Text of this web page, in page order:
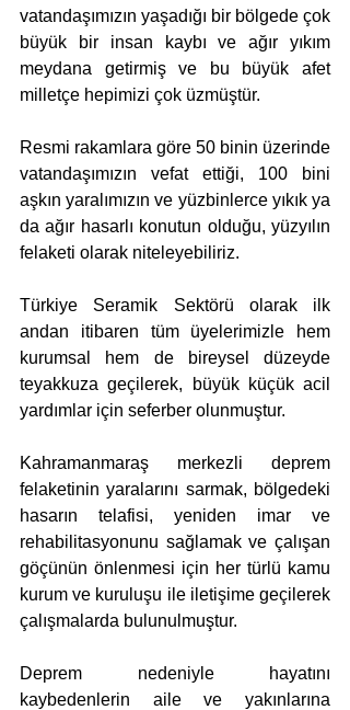
vatandaşımızın yaşadığı bir bölgede çok
büyük bir insan kaybı ve ağır yıkım
meydana getirmiş ve bu büyük afet
milletçe hepimizi çok üzmüştür.
Resmi rakamlara göre 50 binin üzerinde
vatandaşımızın vefat ettiği, 100 bini
aşkın yaralımızın ve yüzbinlerce yıkık ya
da ağır hasarlı konutun olduğu, yüzyılın
felaketi olarak niteleyebiliriz.
Türkiye Seramik Sektörü olarak ilk
andan itibaren tüm üyelerimizle hem
kurumsal hem de bireysel düzeyde
teyakkuza geçilerek, büyük küçük acil
yardımlar için seferber olunmuştur.
Kahramanmaraş merkezli deprem
felaketinin yaralarını sarmak, bölgedeki
hasarın telafisi, yeniden imar ve
rehabilitasyonunu sağlamak ve çalışan
göçünün önlenmesi için her türlü kamu
kurum ve kuruluşu ile iletişime geçilerek
çalışmalarda bulunulmuştur.
Deprem nedeniyle hayatını
kaybedenlerin aile ve yakınlarına